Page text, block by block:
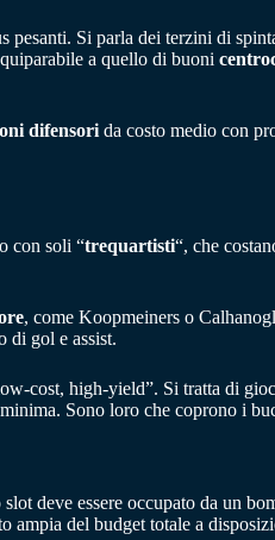
Si parla dei terzini di
a quello di buoni
difensori da costo medio con
con soli “trequartisti“, che
, come Koopmeiners o
di gol e assist.
cost, high-yield”. Si tratta di
Sono loro che coprono i
deve essere occupato da un
ampia del budget totale a